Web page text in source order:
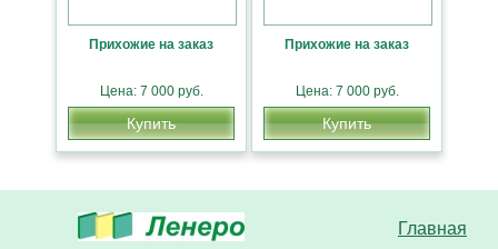
Прихожие на заказ
Цена: 7 000 руб.
Купить
Прихожие на заказ
Цена: 7 000 руб.
Купить
Главная